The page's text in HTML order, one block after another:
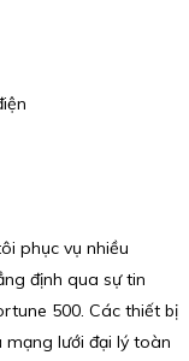
phục vụ nhiều
định qua sự tin
500. Các thiết bị
lưới đại lý toàn